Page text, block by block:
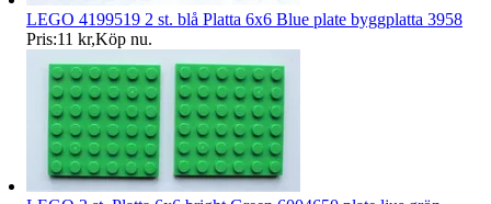
LEGO 4199519 2 st. blå Platta 6x6 Blue plate byggplatta 3958
Pris:11 kr,Köp nu.